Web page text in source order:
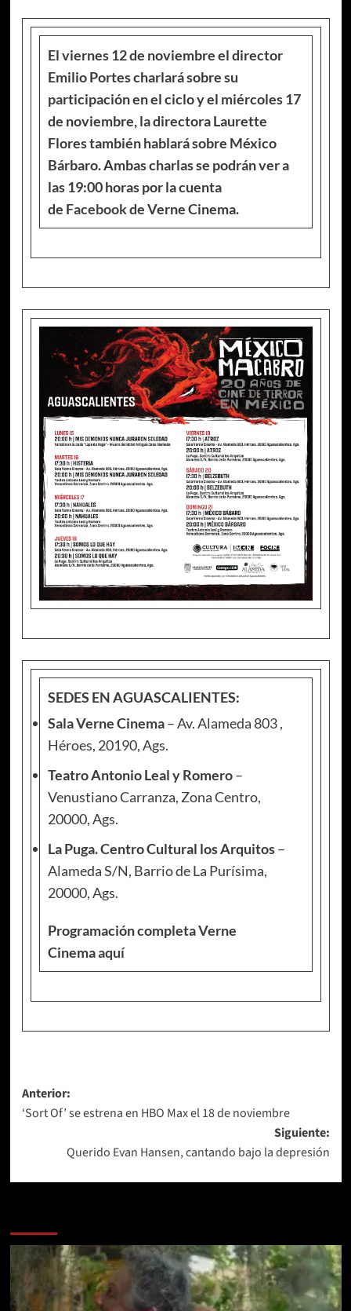
El viernes 12 de noviembre el director
Emilio Portes charlará sobre su
participación en el ciclo y el miércoles 17
de noviembre, la directora Laurette
Flores también hablará sobre México
Bárbaro. Ambas charlas se podrán ver a
las 19:00 horas por la cuenta
de Facebookde Verne Cinema.
SEDES EN AGUASCALIENTES:
Sala Verne Cinema– Av. Alameda 803 ,
Héroes, 20190, Ags.
Teatro Antonio Leal y Romero–
Venustiano Carranza, Zona Centro,
20000, Ags.
La Puga. Centro Cultural los Arquitos–
Alameda S/N, Barrio de La Purísima,
20000, Ags.
Programación completa Verne
Cinemaaquí
Navegación
de
entradas
Anterior:
‘Sort Of’ se estrena en HBO Max el 18 de noviembre
Siguiente:
Querido Evan Hansen, cantando bajo la depresión